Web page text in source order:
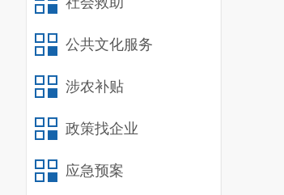
公共文化服务
涉农补贴
政策找企业
应急预案